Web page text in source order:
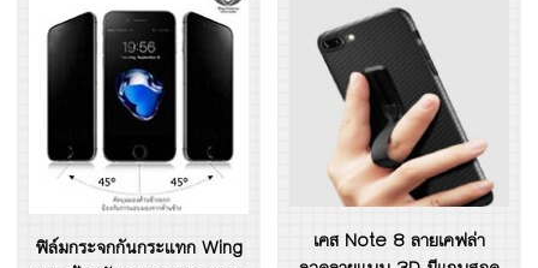
ฟิล์มกระจกกันกระแทก Wing
เคส Note 8 ลายเคฟล่า